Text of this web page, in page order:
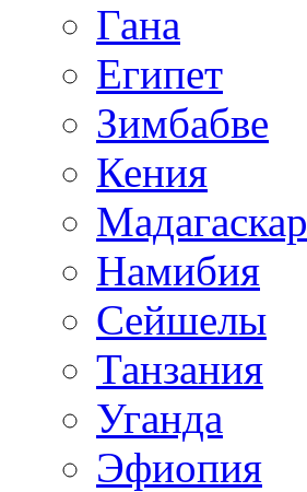
Гана
Египет
Зимбабве
Кения
Мадагаскар
Намибия
Сейшелы
Танзания
Уганда
Эфиопия